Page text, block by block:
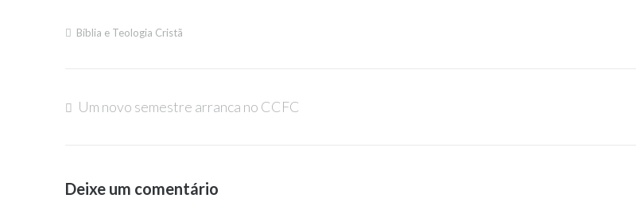
Bíblia e Teologia Cristã
Navegação
Um novo semestre arranca no CCFC
Deixe um comentário